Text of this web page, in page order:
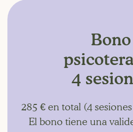
Bono
4
285 € en total (4
El bono tiene una